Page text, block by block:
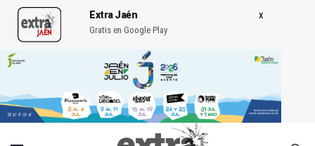
Extra Jaén
Gratis en Google Play